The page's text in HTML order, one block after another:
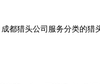
成都猎头公司服务分类的猎